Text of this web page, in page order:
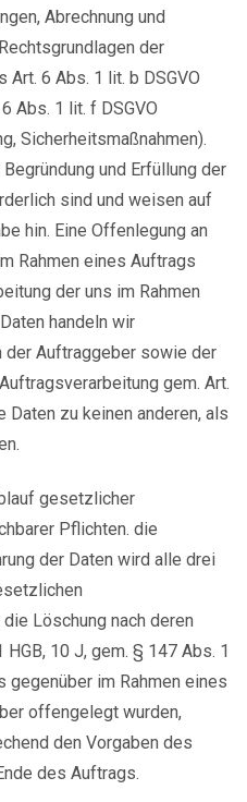
Abrechnung und
der
6 Abs. 1 lit. b DSGVO
Abs. 1 lit. f DSGVO
Sicherheitsmaßnahmen).
und Erfüllung der
sind und weisen auf
hin. Eine Offenlegung an
Rahmen eines Auftrags
der uns im Rahmen
handeln wir
der Auftraggeber sowie der
gem. Art.
Daten zu keinen anderen, als
gesetzlicher
Pflichten. die
der Daten wird alle drei
Löschung nach deren
10 J, gem. § 147 Abs. 1
gegenüber im Rahmen eines
offengelegt wurden,
den Vorgaben des
des Auftrags.